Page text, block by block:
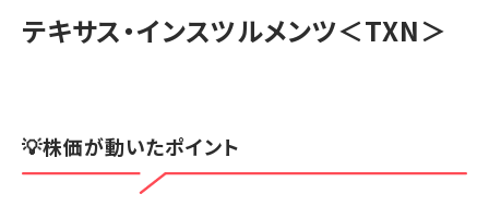
テキサス・インスツルメンツ＜TXN＞
💡株価が動いたポイント